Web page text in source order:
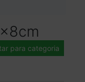
para categoria